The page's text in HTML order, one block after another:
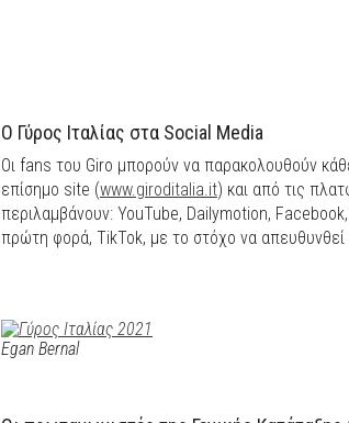
Ο Γύρος Ιταλίας στα Social Media
Οι fans του Giro μπορούν να παρακολουθούν
επίσημο site (www.giroditalia.it) και από τις
περιλαμβάνουν: YouTube, Dailymotion,
πρώτη φορά, TikTok, με το στόχο να απευθυνθεί
Εgan Bernal